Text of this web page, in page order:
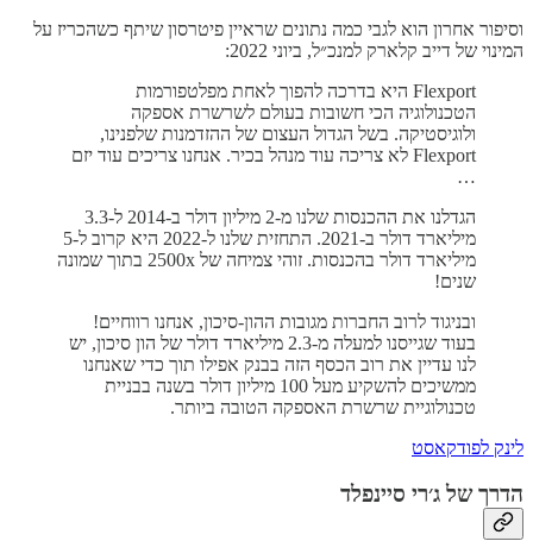
וסיפור אחרון הוא לגבי כמה נתונים שראיין פיטרסון שיתף כשהכריז על
המינוי של דייב קלארק למנכ״ל, ביוני 2022:
Flexport היא בדרכה להפוך לאחת מפלטפורמות
הטכנולוגיה הכי חשובות בעולם לשרשרת אספקה
ולוגיסטיקה. בשל הגדול העצום של ההזדמנות שלפנינו,
Flexport לא צריכה עוד מנהל בכיר. אנחנו צריכים עוד יזם
…
הגדלנו את ההכנסות שלנו מ-2 מיליון דולר ב-2014 ל-3.3
מיליארד דולר ב-2021. התחזית שלנו ל-2022 היא קרוב ל-5
מיליארד דולר בהכנסות. זוהי צמיחה של 2500x בתוך שמונה
שנים!
ובניגוד לרוב החברות מגובות ההון-סיכון, אנחנו רווחיים!
בעוד שגייסנו למעלה מ-2.3 מיליארד דולר של הון סיכון, יש
לנו עדיין את רוב הכסף הזה בבנק אפילו תוך כדי שאנחנו
ממשיכים להשקיע מעל 100 מיליון דולר בשנה בבניית
טכנולוגיית שרשרת האספקה הטובה ביותר.
לינק לפודקאסט
הדרך של ג׳רי סיינפלד